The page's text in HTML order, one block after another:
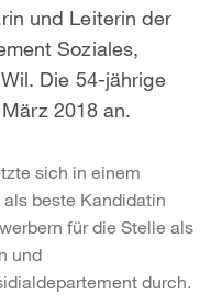
und Leiterin der
Soziales,
Die 54-jährige
2018 an.
sich in einem
beste Kandidatin
für die Stelle als
und
durch.